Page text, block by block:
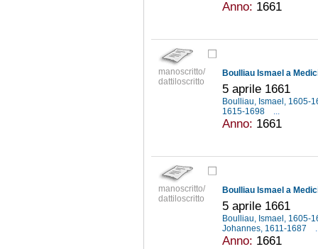
Anno: 1661
manoscritto/
dattiloscritto
Boulliau Ismael a
5 aprile 1661
Boulliau, Ismael, 1605-
1615-1698
...
Anno: 1661
manoscritto/
dattiloscritto
Boulliau Ismael a
5 aprile 1661
Boulliau, Ismael, 1605-
Johannes, 1611-1687
Anno: 1661